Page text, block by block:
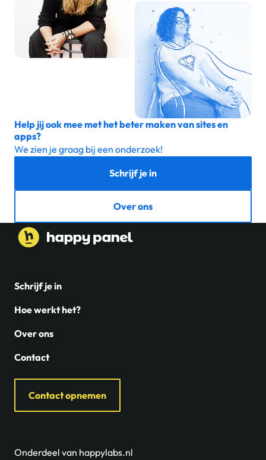
Help jij ook mee met het beter maken van sites en
apps?
We zien je graag bij een onderzoek!
Schrijf je in
Over ons
Schrijf je in
Hoe werkt het?
Over ons
Contact
Contact opnemen
Onderdeel van happylabs.nl